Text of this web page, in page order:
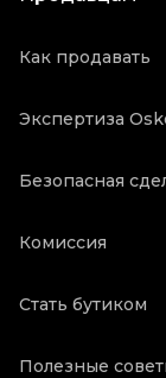
Как продавать
Экспертиза
Безопасная
Комиссия
Стать бутиком
Полезные